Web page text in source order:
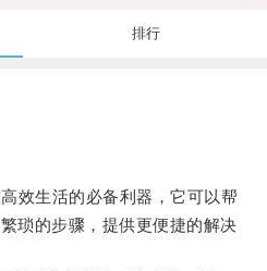
排行
生活的必备利器，它可以帮
琐的步骤，提供更便捷的解决